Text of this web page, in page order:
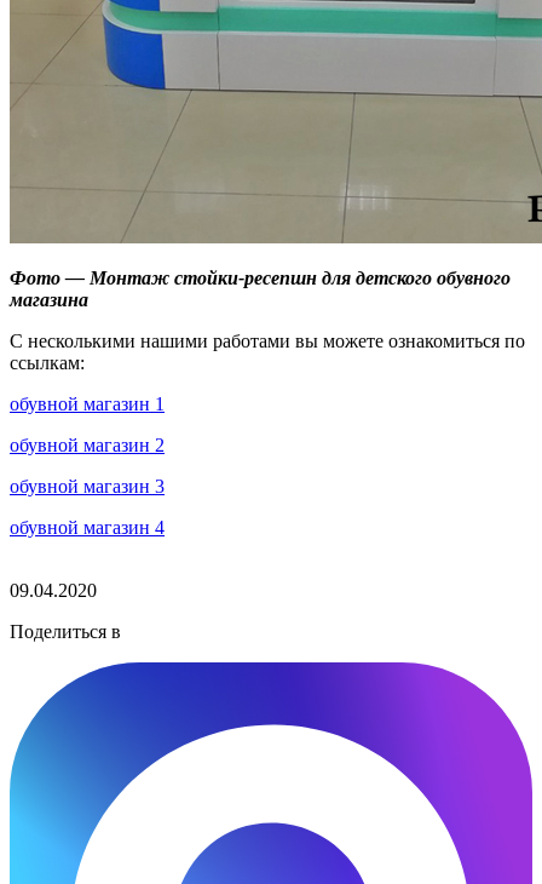
Фото — Монтаж стойки-ресепшн для детского обувного
магазина
С несколькими нашими работами вы можете ознакомиться по
ссылкам:
обувной магазин 1
обувной магазин 2
обувной магазин 3
обувной магазин 4
09.04.2020
Поделиться в